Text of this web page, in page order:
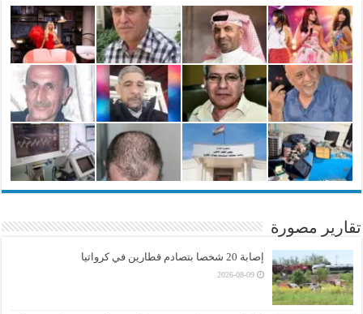
تقارير مصورة
إصابة 20 شخصا بتصادم قطارين في كرواتيا
2026-08-09